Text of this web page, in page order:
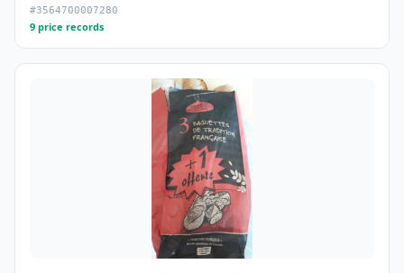
#3564700007280
9 price records